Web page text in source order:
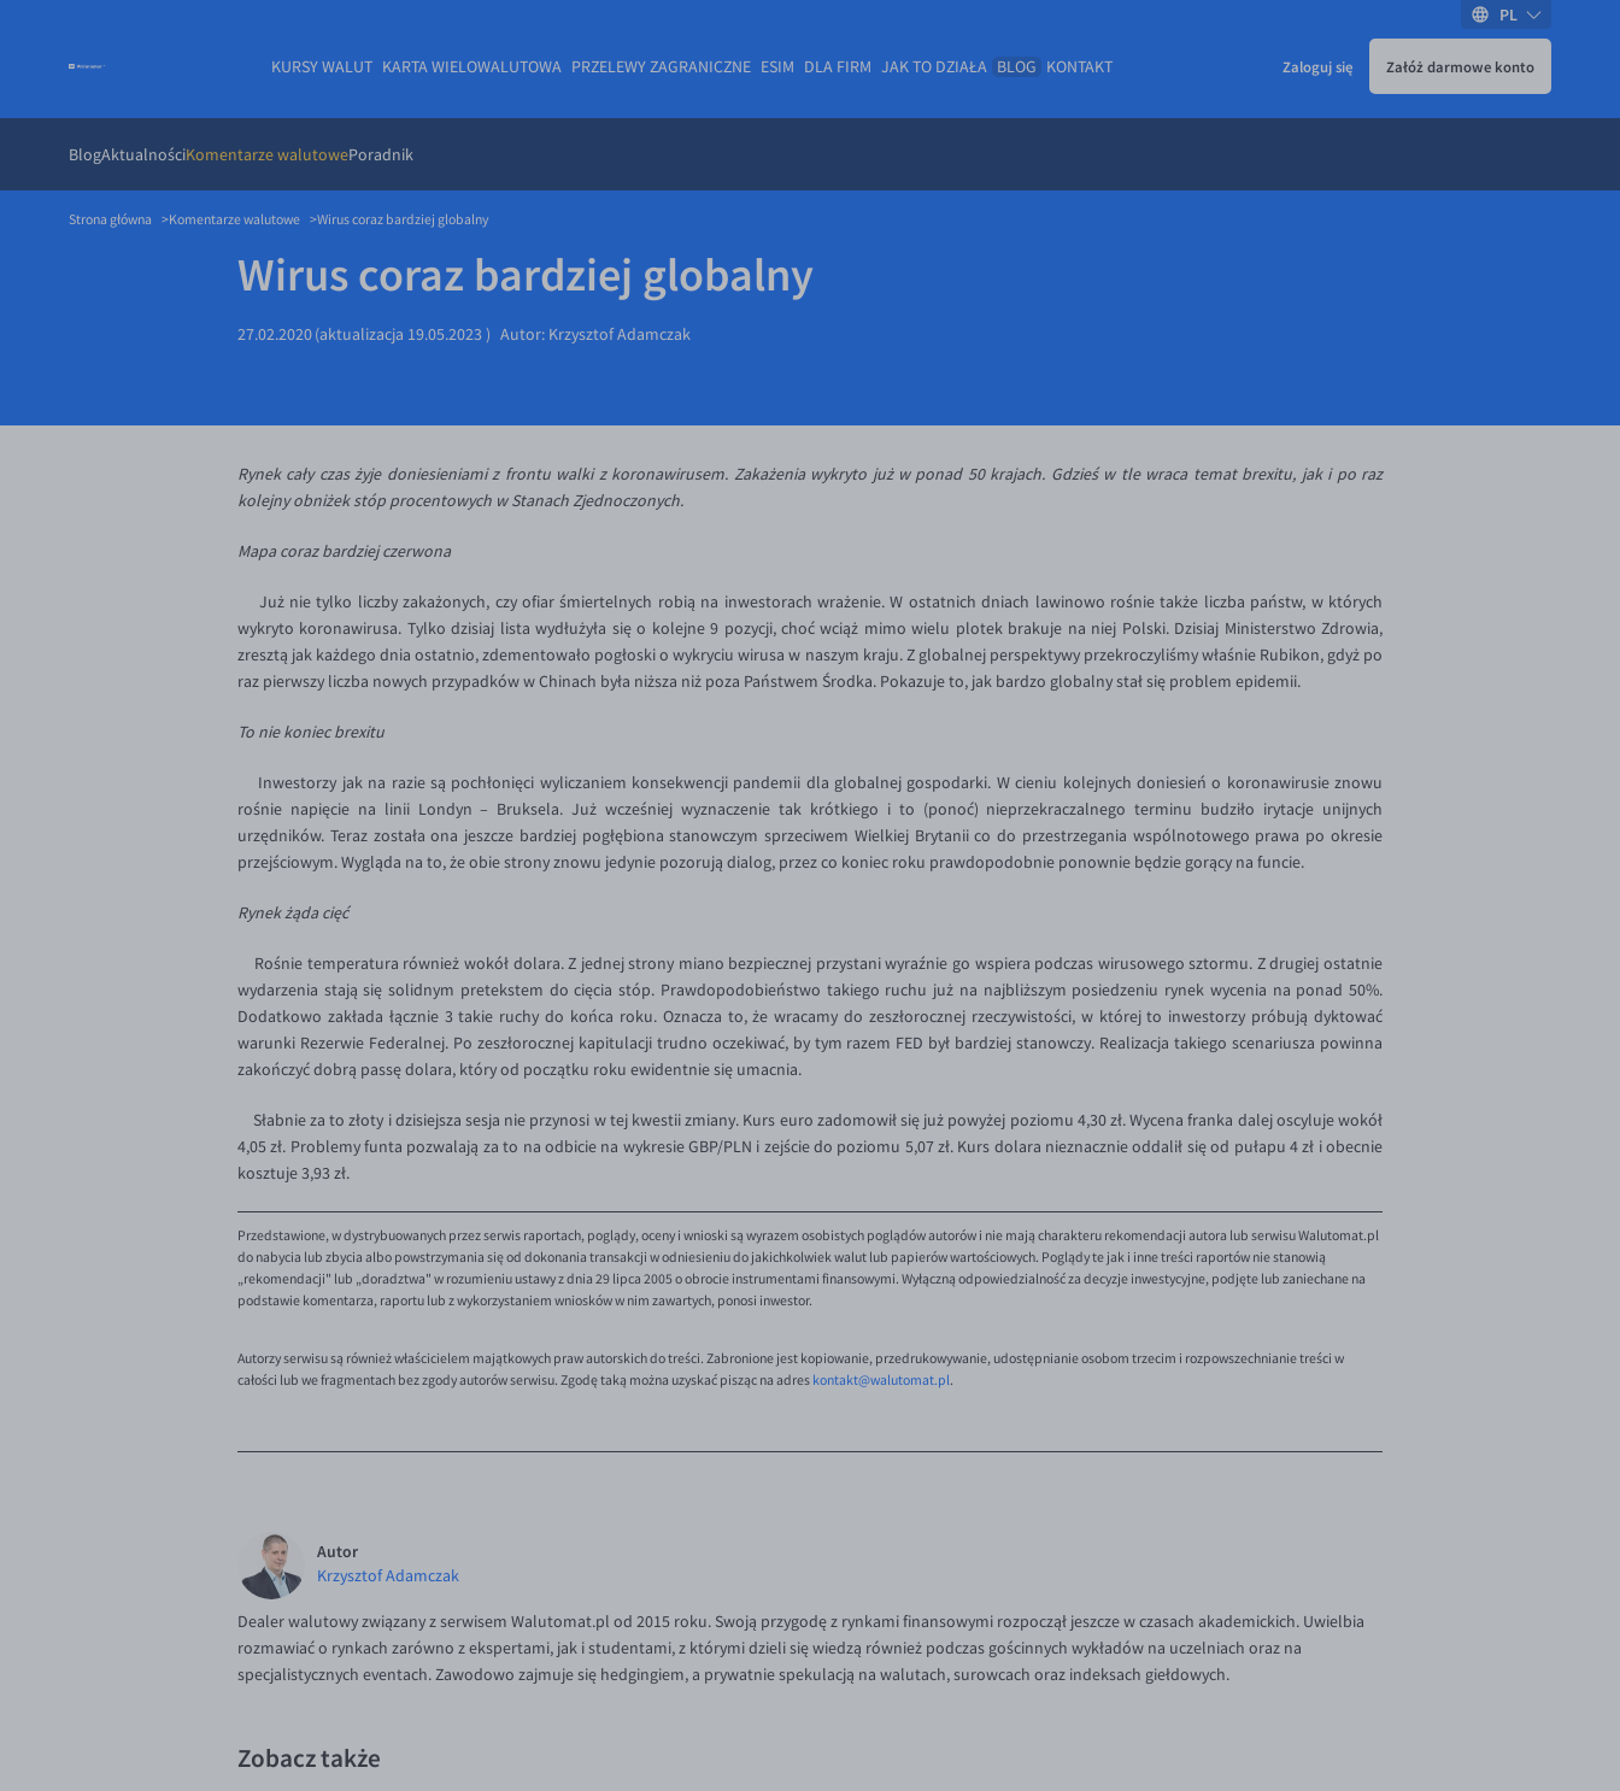
KURSY WALUT KARTA WIELOWALUTOWA PRZELEWY ZAGRANICZNE ESIM DLA FIRM JAK TO DZIAŁA BLOG
BlogAktualnościKomentarze walutowePoradnik
KONTAKT Zaloguj się Załóż darmowe konto
PL
Strona główna Komentarze walutowe Wirus coraz bardziej globalny
Wirus coraz bardziej globalny
27.02.2020(aktualizacja 19.05.2023 ) Autor: Krzysztof Adamczak
Rynek cały czas żyje doniesieniami z frontu walki z koronawirusem. Zakażenia wykryto już w ponad 50 krajach. Gdzieś w tle wraca temat brexitu, jak i po raz
kolejny obniżek stóp procentowych w Stanach Zjednoczonych.
Mapa coraz bardziej czerwona
Już nie tylko liczby zakażonych, czy ofiar śmiertelnych robią na inwestorach wrażenie. W ostatnich dniach lawinowo rośnie także liczba państw, w których
wykryto koronawirusa. Tylko dzisiaj lista wydłużyła się o kolejne 9 pozycji, choć wciąż mimo wielu plotek brakuje na niej Polski. Dzisiaj Ministerstwo Zdrowia,
zresztą jak każdego dnia ostatnio, zdementowało pogłoski o wykryciu wirusa w naszym kraju. Z globalnej perspektywy przekroczyliśmy właśnie Rubikon, gdyż po
raz pierwszy liczba nowych przypadków w Chinach była niższa niż poza Państwem Środka. Pokazuje to, jak bardzo globalny stał się problem epidemii.
To nie koniec brexitu
Inwestorzy jak na razie są pochłonięci wyliczaniem konsekwencji pandemii dla globalnej gospodarki. W cieniu kolejnych doniesień o koronawirusie znowu
rośnie napięcie na linii Londyn – Bruksela. Już wcześniej wyznaczenie tak krótkiego i to (ponoć) nieprzekraczalnego terminu budziło irytacje unijnych
urzędników. Teraz została ona jeszcze bardziej pogłębiona stanowczym sprzeciwem Wielkiej Brytanii co do przestrzegania wspólnotowego prawa po okresie
przejściowym. Wygląda na to, że obie strony znowu jedynie pozorują dialog, przez co koniec roku prawdopodobnie ponownie będzie gorący na funcie.
Rynek żąda cięć
Rośnie temperatura również wokół dolara. Z jednej strony miano bezpiecznej przystani wyraźnie go wspiera podczas wirusowego sztormu. Z drugiej ostatnie
wydarzenia stają się solidnym pretekstem do cięcia stóp. Prawdopodobieństwo takiego ruchu już na najbliższym posiedzeniu rynek wycenia na ponad 50%.
Dodatkowo zakłada łącznie 3 takie ruchy do końca roku. Oznacza to, że wracamy do zeszłorocznej rzeczywistości, w której to inwestorzy próbują dyktować
warunki Rezerwie Federalnej. Po zeszłorocznej kapitulacji trudno oczekiwać, by tym razem FED był bardziej stanowczy. Realizacja takiego scenariusza powinna
zakończyć dobrą passę dolara, który od początku roku ewidentnie się umacnia.
Słabnie za to złoty i dzisiejsza sesja nie przynosi w tej kwestii zmiany. Kurs euro zadomowił się już powyżej poziomu 4,30 zł. Wycena franka dalej oscyluje wokół
4,05 zł. Problemy funta pozwalają za to na odbicie na wykresie GBP/PLN i zejście do poziomu 5,07 zł. Kurs dolara nieznacznie oddalił się od pułapu 4 zł i obecnie
kosztuje 3,93 zł.
Przedstawione, w dystrybuowanych przez serwis raportach, poglądy, oceny i wnioski są wyrazem osobistych poglądów autorów i nie mają charakteru rekomendacji autora lub serwisu Walutomat.pl
do nabycia lub zbycia albo powstrzymania się od dokonania transakcji w odniesieniu do jakichkolwiek walut lub papierów wartościowych. Poglądy te jak i inne treści raportów nie stanowią
„rekomendacji" lub „doradztwa" w rozumieniu ustawy z dnia 29 lipca 2005 o obrocie instrumentami finansowymi. Wyłączną odpowiedzialność za decyzje inwestycyjne, podjęte lub zaniechane na
podstawie komentarza, raportu lub z wykorzystaniem wniosków w nim zawartych, ponosi inwestor.
Autorzy serwisu są również właścicielem majątkowych praw autorskich do treści. Zabronione jest kopiowanie, przedrukowywanie, udostępnianie osobom trzecim i rozpowszechnianie treści w
całości lub we fragmentach bez zgody autorów serwisu. Zgodę taką można uzyskać pisząc na adres kontakt@walutomat.pl.
Autor
Krzysztof Adamczak
Dealer walutowy związany z serwisem Walutomat.pl od 2015 roku. Swoją przygodę z rynkami finansowymi rozpoczął jeszcze w czasach akademickich. Uwielbia
rozmawiać o rynkach zarówno z ekspertami, jak i studentami, z którymi dzieli się wiedzą również podczas gościnnych wykładów na uczelniach oraz na
specjalistycznych eventach. Zawodowo zajmuje się hedgingiem, a prywatnie spekulacją na walutach, surowcach oraz indeksach giełdowych.
Zobacz także